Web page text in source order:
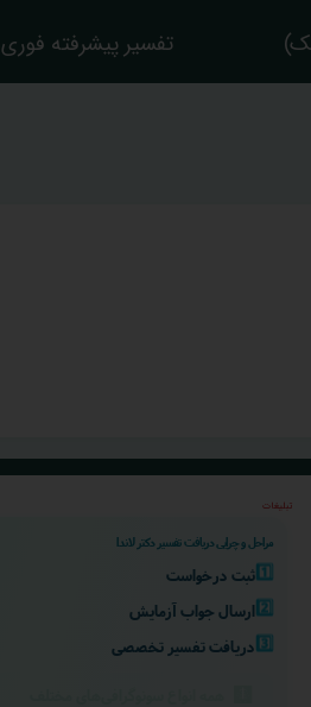
تفسیر پیشرفته فوری
تبلیغات
مراحل و چرایی دریافت تفسیر دکتر لاندا
1️⃣ثبت درخواست
2️⃣ ارسال جواب آزمایش
3️⃣ دریافت تفسیر تخصصی